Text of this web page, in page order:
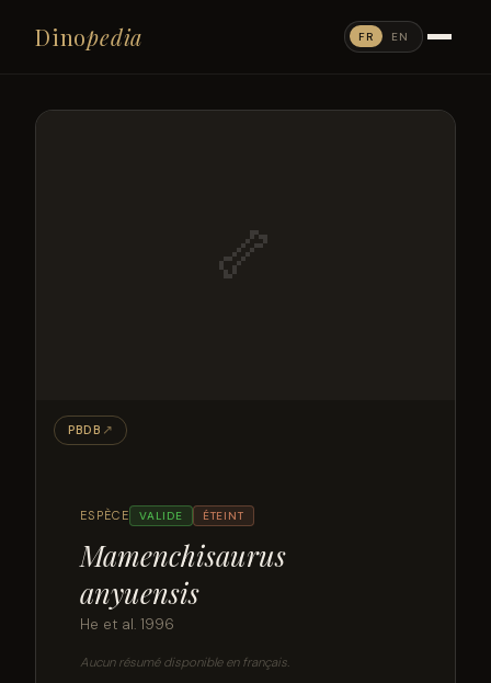
Dinopedia FR EN
ESPÈCE VALIDE ÉTEINT
Mamenchisaurus
anyuensis
He et al. 1996
Aucun résumé disponible en français.
🦴
PBDB ↗